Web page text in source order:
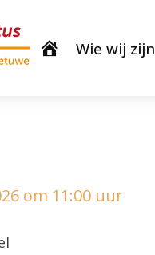
Wie wij zijn
om 11:00 uur